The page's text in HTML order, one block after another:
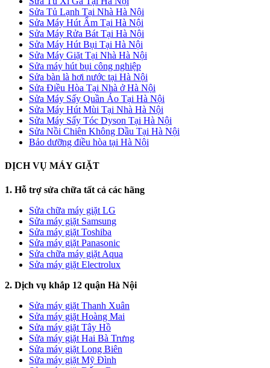
Sửa Tủ Lạnh Tại Nhà Hà Nội
Sửa Máy Hút Ẩm Tại Hà Nội
Sửa Máy Rửa Bát Tại Hà Nội
Sửa Máy Hút Bụi Tại Hà Nội
Sửa Máy Giặt Tại Nhà Hà Nội
Sửa máy hút bụi công nghiệp
Sửa bàn là hơi nước tại Hà Nội
Sửa Điều Hòa Tại Nhà ở Hà Nội
Sửa Máy Sấy Quần Áo Tại Hà Nội
Sửa Máy Hút Mùi Tại Nhà Hà Nội
Sửa Máy Sấy Tóc Dyson Tại Hà Nội
Sửa Nồi Chiên Không Dầu Tại Hà Nội
Bảo dưỡng điều hòa tại Hà Nội
DỊCH VỤ MÁY GIẶT
1. Hỗ trợ sửa chữa tất cả các hãng
Sửa chữa máy giặt LG
Sửa máy giặt Samsung
Sửa máy giặt Toshiba
Sửa máy giặt Panasonic
Sửa chữa máy giặt Aqua
Sửa máy giặt Electrolux
2. Dịch vụ khắp 12 quận Hà Nội
Sửa máy giặt Thanh Xuân
Sửa máy giặt Hoàng Mai
Sửa máy giặt Tây Hồ
Sửa máy giặt Hai Bà Trưng
Sửa máy giặt Long Biên
Sửa máy giặt Mỹ Đình